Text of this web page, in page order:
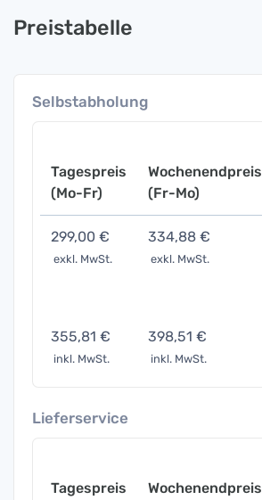
Preistabelle
Selbstabholung
Tagespreis
(Mo-Fr)
Wochenendpreis
(Fr-Mo)
299,00 €
exkl. MwSt.
334,88 €
exkl. MwSt.
355,81 €
inkl. MwSt.
398,51 €
inkl. MwSt.
Lieferservice
Tagespreis
Wochenendpreis